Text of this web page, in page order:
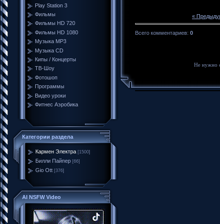
Play Station 3
Фильмы
Фильмы HD 720
Фильмы HD 1080
Музыка MP3
Музыка CD
Кипы / Концерты
ТВ-Шоу
Фотошоп
Программы
Видео уроки
Фитнес Аэробика
Категории раздела
Кармен Электра [1500]
Билли Пайпер [66]
Gio Ott [376]
AI NSFW Video
«
Всего комментариев: 0
Не нужно